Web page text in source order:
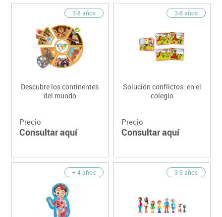
3-8 años
Descubre los continentes
del mundo
Precio
Consultar aquí
3-8 años
Solución conflictos: en el
colegio
Precio
Consultar aquí
+ 4 años 3-9 años